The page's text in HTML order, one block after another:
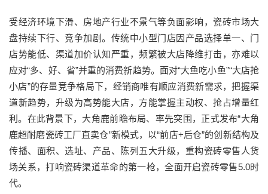
受经济环境下滑、房地产行业不景气等负面影响，瓷砖市场大
盘持续下行、竞争加剧。传统中小型门店因产品选择单一、门
店势能低、渠道加价认知严重，频繁被大店降维打击，亦难以
应对“多、好、省”并重的消费新趋势。面对“大鱼吃小鱼”“大店抢
小店”的存量竞争格局下，经销商唯有顺应消费新需求，把握渠
道新趋势，升级为高势能大店，方能掌握主动权、抢占增量红
利。在此背景下，大角鹿前瞻布局、率先突围，正式发布“大角
鹿超耐磨瓷砖工厂直卖仓”新模式，以“前店+后仓”的创新结构及
传播、面积、选址、产品、陈列五大升级，重构瓷砖零售人货
场关系，打响瓷砖渠道革命的第一枪，全面开启瓷砖零售5.0时
代。